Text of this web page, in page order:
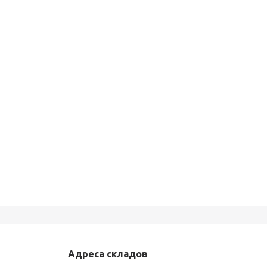
Адреса складов